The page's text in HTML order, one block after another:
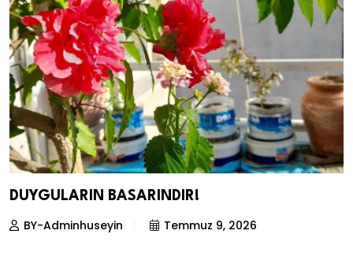
DUYGULARIN BASARINDIR!
BY-Adminhuseyin Temmuz 9, 2026